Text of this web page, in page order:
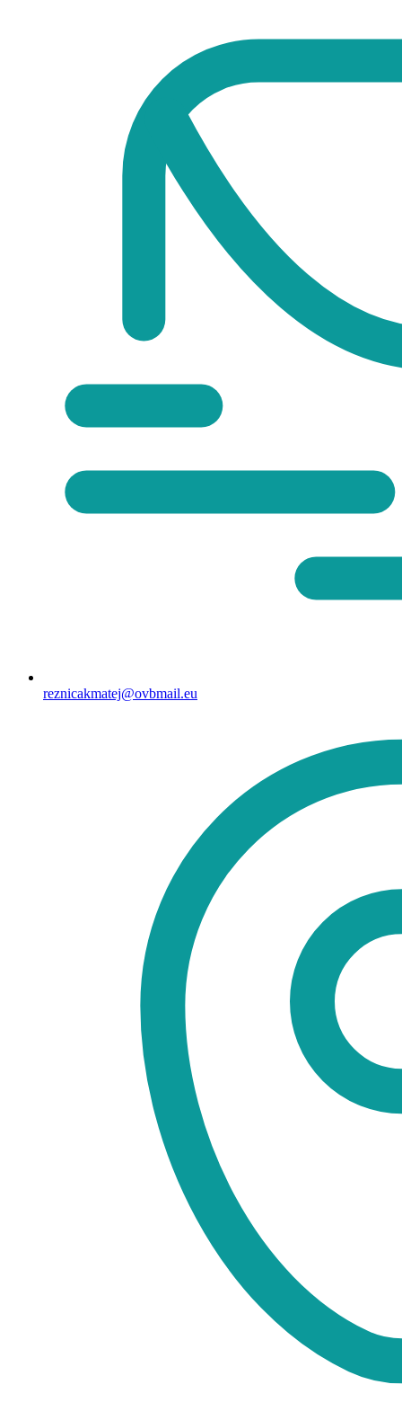
reznicakmatej@ovbmail.eu